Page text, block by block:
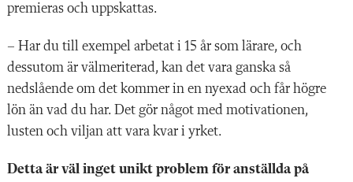
premieras och uppskattas.
– Har du till exempel arbetat i 15 år som lärare, och
dessutom är välmeriterad, kan det vara ganska så
nedslående om det kommer in en nyexad och får högre
lön än vad du har. Det gör något med motivationen,
lusten och viljan att vara kvar i yrket.
Detta är väl inget unikt problem för anställda på